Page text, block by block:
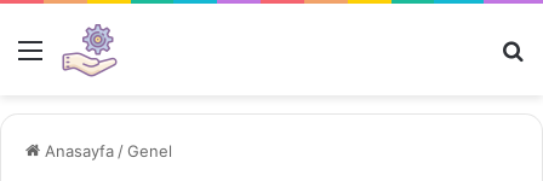
Menü
Anasayfa /Genel